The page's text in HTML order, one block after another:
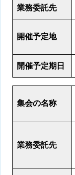
業務委託先
開催予定地
開催予定期日
集会の名称
業務委託先